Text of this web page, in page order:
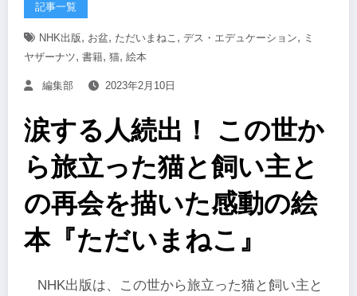
記事一覧
NHK出版, お盆, ただいまねこ , デス・エデュケーション, ミ
ヤザーナツ, 書籍, 猫, 絵本
編集部 2023年2月10日
涙する人続出！ この世か
ら旅立った猫と飼い主と
の再会を描いた感動の絵
本『ただいまねこ』
NHK出版は、この世から旅立った猫と飼い主と